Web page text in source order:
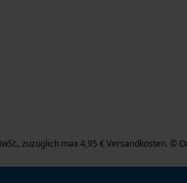
zuzüglich max 4,95 € Versandkosten. ©